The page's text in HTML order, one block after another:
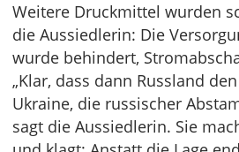
Weitere Druckmittel wurden
die Aussiedlerin: Die
wurde behindert,
„Klar, dass dann Russland
Ukraine, die russischer
sagt die Aussiedlerin. Sie